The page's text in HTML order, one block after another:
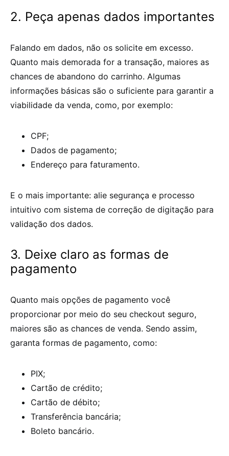
2. Peça apenas dados importantes
Falando em dados, não os solicite em excesso.
Quanto mais demorada for a transação, maiores as
chances de abandono do carrinho. Algumas
informações básicas são o suficiente para garantir a
viabilidade da venda, como, por exemplo:
CPF;
Dados de pagamento;
Endereço para faturamento.
E o mais importante: alie segurança e processo
intuitivo com sistema de correção de digitação para
validação dos dados.
3. Deixe claro as formas de
pagamento
Quanto mais opções de pagamento você
proporcionar por meio do seu checkout seguro,
maiores são as chances de venda. Sendo assim,
garanta formas de pagamento, como:
PIX;
Cartão de crédito;
Cartão de débito;
Transferência bancária;
Boleto bancário.